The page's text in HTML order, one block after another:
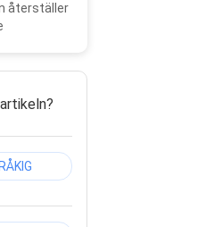
återställer